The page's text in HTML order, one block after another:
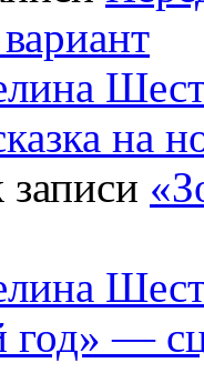
на
записи
—